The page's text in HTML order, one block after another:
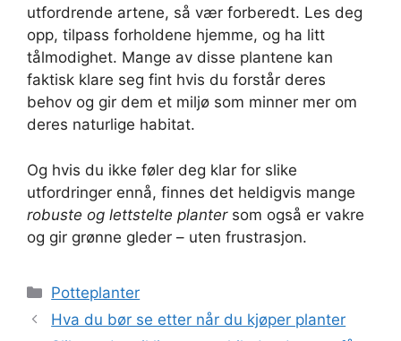
utfordrende artene, så vær forberedt. Les deg
opp, tilpass forholdene hjemme, og ha litt
tålmodighet. Mange av disse plantene kan
faktisk klare seg fint hvis du forstår deres
behov og gir dem et miljø som minner mer om
deres naturlige habitat.
Og hvis du ikke føler deg klar for slike
utfordringer ennå, finnes det heldigvis mange
robuste og lettstelte plantersom også er vakre
og gir grønne gleder – uten frustrasjon.
Kategorier
Potteplanter
Hva du bør se etter når du kjøper planter